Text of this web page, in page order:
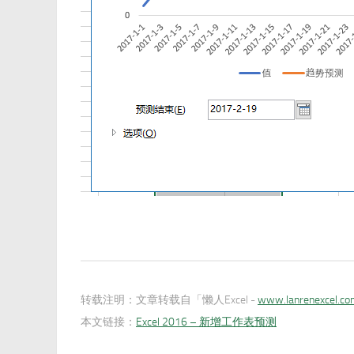
转载注明： 文章转载自「懒人Excel -
本文链接： Excel 2016 – 新增工作表预测